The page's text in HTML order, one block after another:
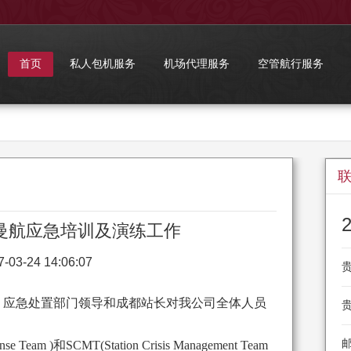
首页 私人包机服务 机场代理服务 空管航行服务
航应急培训及演练工作
03-24 14:06:07
急处置部门领导和成都站长对我公司全体人员
Team )和SCMT(Station Crisis Management Team